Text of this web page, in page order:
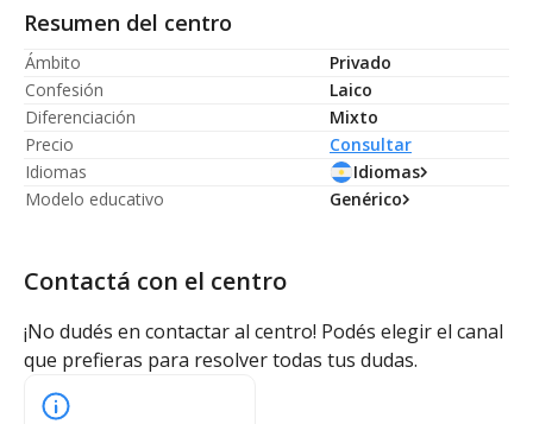
Resumen del centro
Ámbito
Privado
Confesión
Laico
Diferenciación
Mixto
Precio
Consultar
Idiomas
Idiomas
Modelo educativo
Genérico
Contactá con el centro
¡No dudés en contactar al centro! Podés elegir el canal
que prefieras para resolver todas tus dudas.